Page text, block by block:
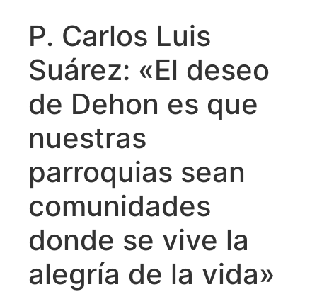
P. Carlos Luis
Suárez: «El deseo
de Dehon es que
nuestras
parroquias sean
comunidades
donde se vive la
alegría de la vida»